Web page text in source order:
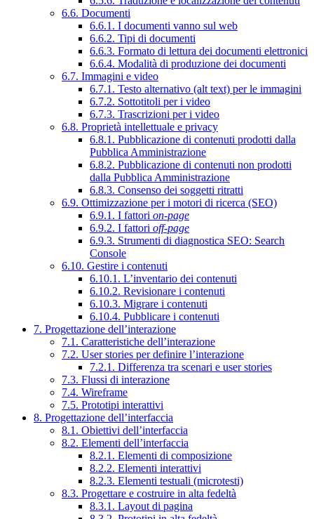
6.6. Documenti
6.6.1. I documenti vanno sul web
6.6.2. Tipi di documenti
6.6.3. Formato di lettura dei documenti elettronici
6.6.4. Modalità di produzione dei documenti
6.7. Immagini e video
6.7.1. Testo alternativo (alt text) per le immagini
6.7.2. Sottotitoli per i video
6.7.3. Trascrizioni per i video
6.8. Proprietà intellettuale e privacy
6.8.1. Pubblicazione di contenuti prodotti dalla
Pubblica Amministrazione
6.8.2. Pubblicazione di contenuti non prodotti
dalla Pubblica Amministrazione
6.8.3. Consenso dei soggetti ritratti
6.9. Ottimizzazione per i motori di ricerca (SEO)
6.9.1. I fattori on-page
6.9.2. I fattori off-page
6.9.3. Strumenti di diagnostica SEO: Search
Console
6.10. Gestire i contenuti
6.10.1. L’inventario dei contenuti
6.10.2. Revisionare i contenuti
6.10.3. Migrare i contenuti
6.10.4. Pubblicare i contenuti
7. Progettazione dell’interazione
7.1. Caratteristiche dell’interazione
7.2. User stories per definire l’interazione
7.2.1. Differenza tra scenari e user stories
7.3. Flussi di interazione
7.4. Wireframe
7.5. Prototipi interattivi
8. Progettazione dell’interfaccia
8.1. Obiettivi dell’interfaccia
8.2. Elementi dell’interfaccia
8.2.1. Elementi di composizione
8.2.2. Elementi interattivi
8.2.3. Elementi testuali (microtesti)
8.3. Progettare e costruire in alta fedeltà
8.3.1. Layout di pagina